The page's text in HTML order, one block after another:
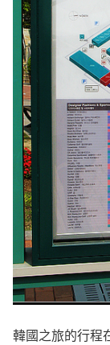
韓國之旅的行程